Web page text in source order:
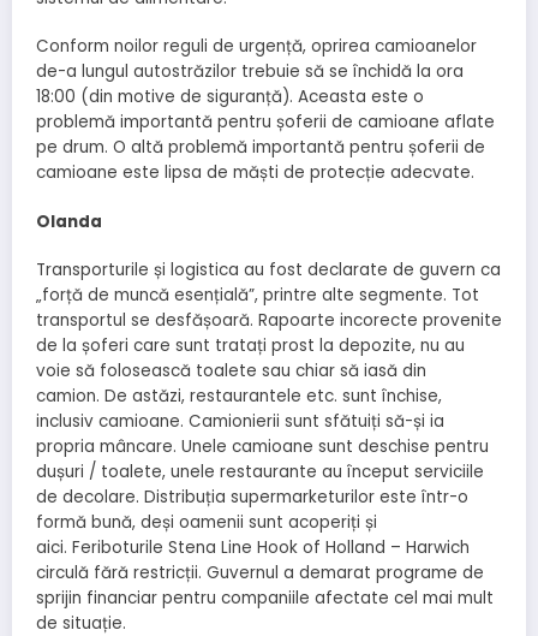
Conform noilor reguli de urgență, oprirea camioanelor
de-a lungul autostrăzilor trebuie să se închidă la ora
18:00 (din motive de siguranță). Aceasta este o
problemă importantă pentru șoferii de camioane aflate
pe drum. O altă problemă importantă pentru șoferii de
camioane este lipsa de măști de protecție adecvate.
Olanda
Transporturile și logistica au fost declarate de guvern ca
„forță de muncă esențială”, printre alte segmente. Tot
transportul se desfășoară. Rapoarte incorecte provenite
de la șoferi care sunt tratați prost la depozite, nu au
voie să folosească toalete sau chiar să iasă din
camion. De astăzi, restaurantele etc. sunt închise,
inclusiv camioane. Camionierii sunt sfătuiți să-și ia
propria mâncare. Unele camioane sunt deschise pentru
dușuri / toalete, unele restaurante au început serviciile
de decolare. Distribuția supermarketurilor este într-o
formă bună, deși oamenii sunt acoperiți și
aici. Feriboturile Stena Line Hook of Holland – Harwich
circulă fără restricții. Guvernul a demarat programe de
sprijin financiar pentru companiile afectate cel mai mult
de situație.